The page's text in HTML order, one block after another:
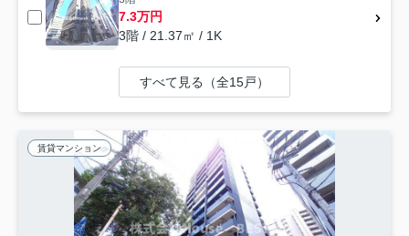
7.3万円
3階 / 21.37㎡ / 1K
すべて見る（全15戸）
賃貸マンション